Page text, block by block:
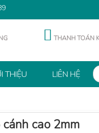
THANH TOÁN
THIỆU LIÊN HỆ
cao 2mm